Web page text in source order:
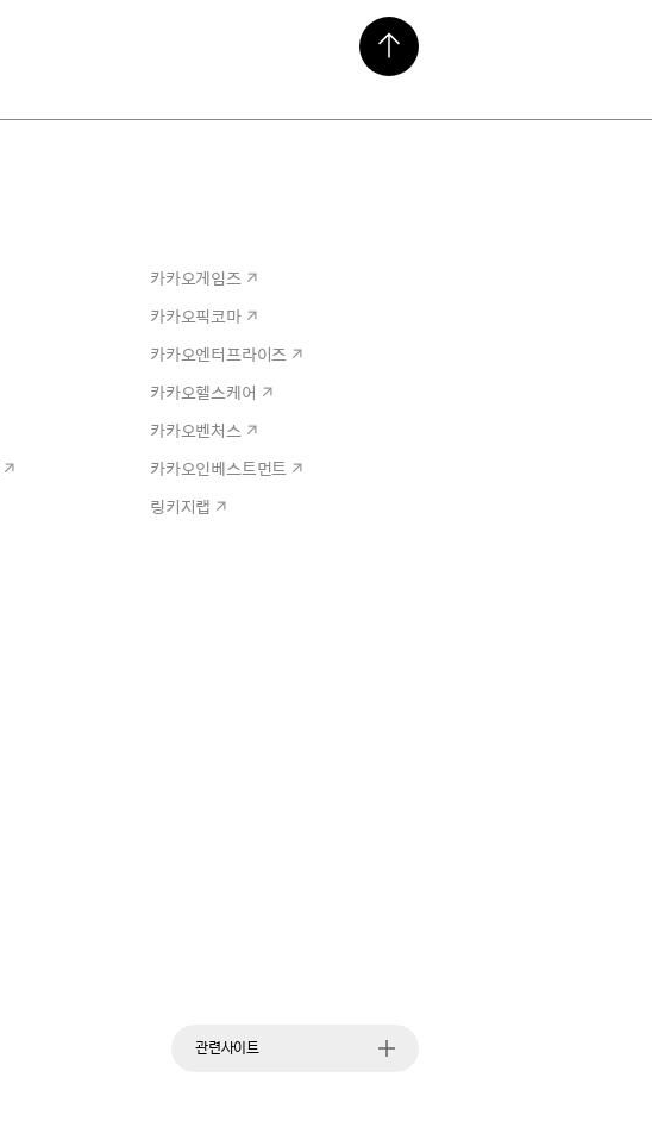
카카오게임즈
카카오픽코마
카카오엔터프라이즈
카카오헬스케어
카카오벤처스
카카오인베스트먼트
링키지랩
관련사이트